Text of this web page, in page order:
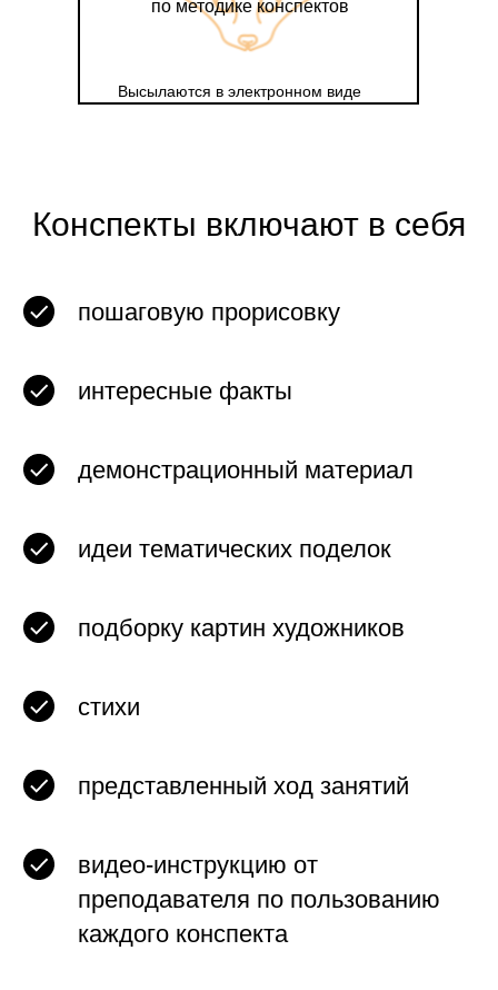
по методике конспектов
Высылаются в электронном виде
Конспекты включают в себя
пошаговую прорисовку
интересные факты
демонстрационный материал
идеи тематических поделок
подборку картин художников
стихи
представленный ход занятий
видео-инструкцию от
преподавателя по пользованию
каждого конспекта